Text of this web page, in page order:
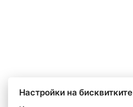
Настройки на бисквитките